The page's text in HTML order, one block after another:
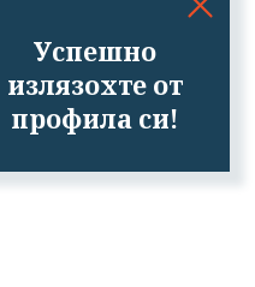
Успешно
излязохте от
профила си!